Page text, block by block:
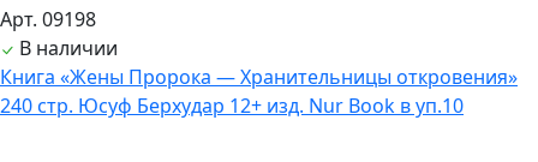
Арт. 09198
В наличии
Книга «Жены Пророка — Хранительницы откровения»
240 стр. Юсуф Берхудар 12+ изд. Nur Book в уп.10